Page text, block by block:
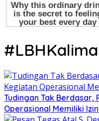
Tudingan Tak Berdasar,
Operasional Memiliki Izin